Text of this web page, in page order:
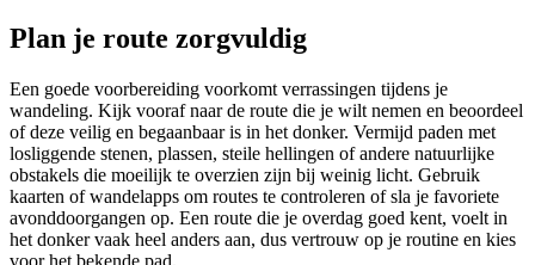
Plan je route zorgvuldig
Een goede voorbereiding voorkomt verrassingen tijdens je
wandeling. Kijk vooraf naar de route die je wilt nemen en beoordeel
of deze veilig en begaanbaar is in het donker. Vermijd paden met
losliggende stenen, plassen, steile hellingen of andere natuurlijke
obstakels die moeilijk te overzien zijn bij weinig licht. Gebruik
kaarten of wandelapps om routes te controleren of sla je favoriete
avonddoorgangen op. Een route die je overdag goed kent, voelt in
het donker vaak heel anders aan, dus vertrouw op je routine en kies
voor het bekende pad.